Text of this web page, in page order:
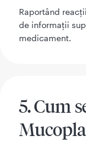
Raportând
de informaţii
medicament.
5. Cum